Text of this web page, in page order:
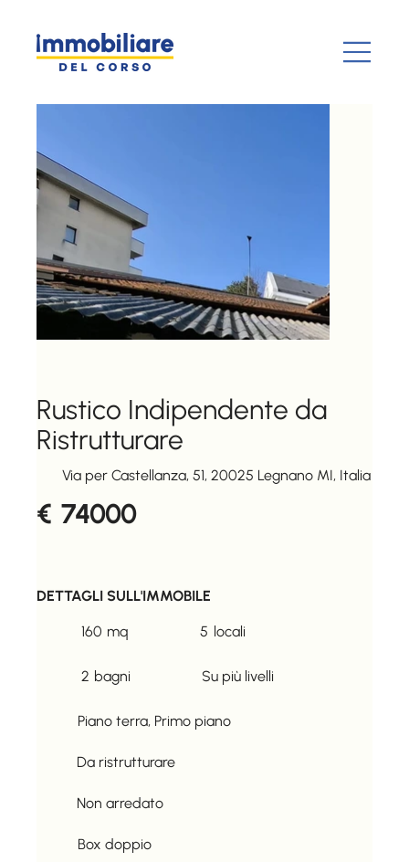
Rustico Indipendente da
Ristrutturare
Via per Castellanza, 51, 20025 Legnano MI, Italia
€ 74000
DETTAGLI SULL'IMMOBILE
160 mq 5 locali
2 bagni Su più livelli
Piano terra, Primo piano
Da ristrutturare
Non arredato
Box doppio